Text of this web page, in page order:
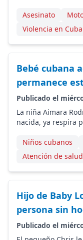
Asesinato
Violencia en Cuba
Bebé cubana
permanece
Publicado el
La niña Aimara
nacida, ya respira
Niños cubanos
Atención de salud
Hijo de Baby
persona sin
Publicado el